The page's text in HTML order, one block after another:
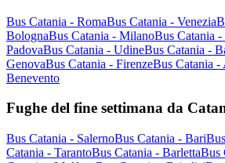
Bus Catania - RomaBus Catania - Venezia
BolognaBus Catania - MilanoBus Catania
PadovaBus Catania - UdineBus Catania -
GenovaBus Catania - FirenzeBus Catania -
Benevento
Fughe del fine settimana da
Bus Catania - SalernoBus Catania - Bari
Catania - TarantoBus Catania - BarlettaBus